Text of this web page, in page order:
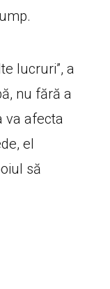
lucruri”, a
nu fără a
va afecta
el
să